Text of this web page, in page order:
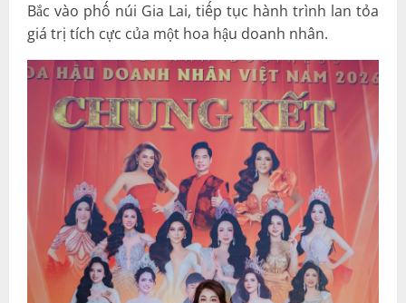
Bắc vào phố núi Gia Lai, tiếp tục hành trình lan tỏa
giá trị tích cực của một hoa hậu doanh nhân.